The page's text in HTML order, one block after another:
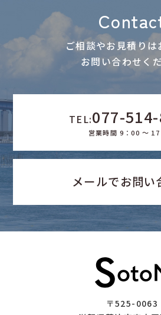
ご相談やお見積りは
お問い合わせく
TEL:077-
営業時間 9：00 ～
メールでお問い
〒525-0063